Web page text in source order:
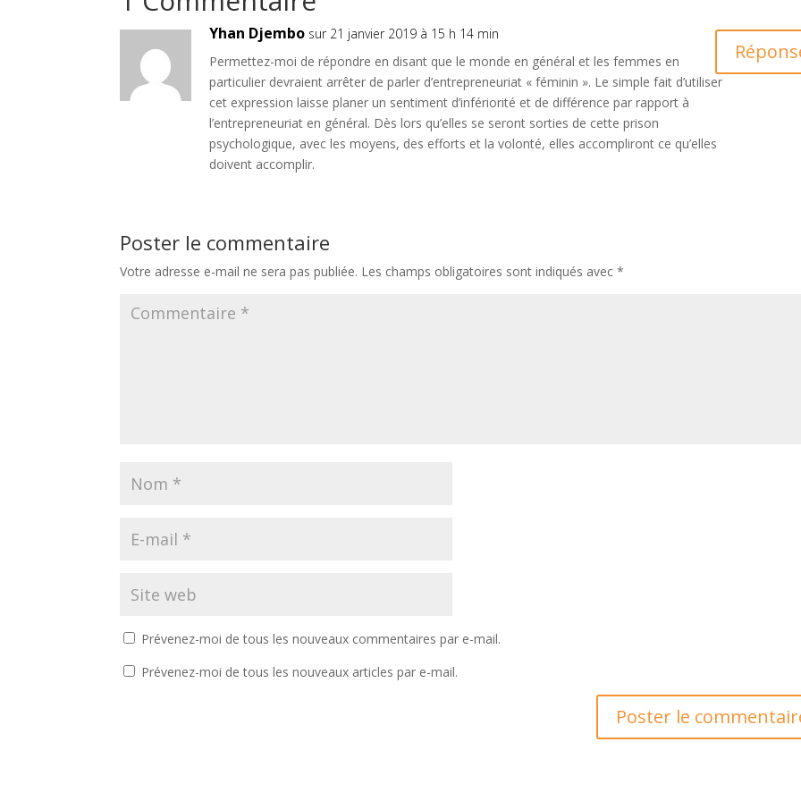
Yhan Djembo sur 21 janvier 2019 à 15 h 14 min
Permettez-moi de répondre en disant que le monde en général et les femmes en
particulier devraient arrêter de parler d’entrepreneuriat « féminin ». Le simple fait d’utiliser
cet expression laisse planer un sentiment d’infériorité et de différence par rapport à
l’entrepreneuriat en général. Dès lors qu’elles se seront sorties de cette prison
psychologique, avec les moyens, des efforts et la volonté, elles accompliront ce qu’elles
doivent accomplir.
Poster le commentaire
Votre adresse e-mail ne sera pas publiée. Les champs obligatoires sont indiqués avec*
Prévenez-moi de tous les nouveaux commentaires par e-mail.
Prévenez-moi de tous les nouveaux articles par e-mail.